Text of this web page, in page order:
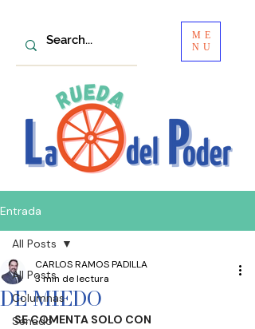
ME
NU
Entrada
All Posts
Columnas
Senado
All Posts
DE MIEDO
CARLOS RAMOS PADILLA
3 min de lectura
SE COMENTA SOLO CON